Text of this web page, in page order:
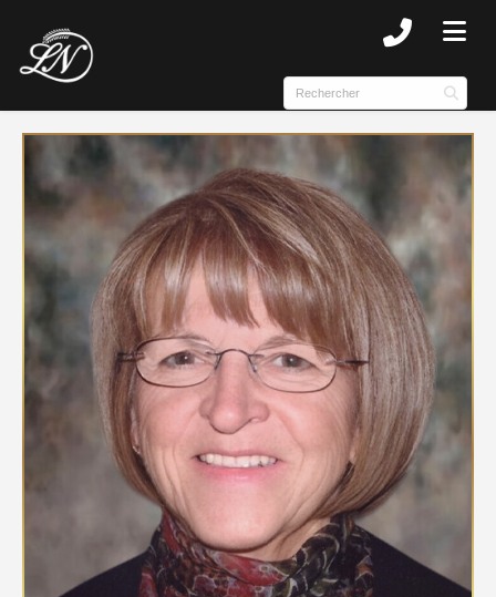
(NOTRE HISTOIRE )
(COMPLEXE )